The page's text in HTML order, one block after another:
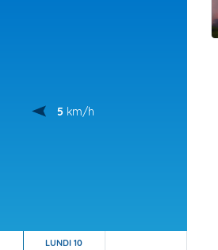
5 km/h
LUNDI 10